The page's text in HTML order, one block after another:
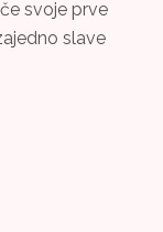
svoje prve
slave